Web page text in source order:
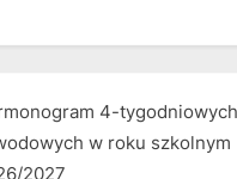
4-
w roku szkolnym
2027